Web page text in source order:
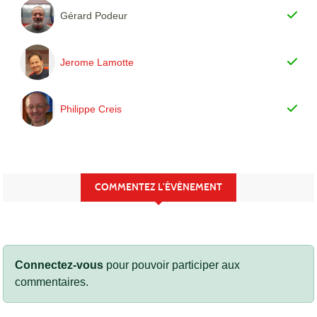
Gérard Podeur
Jerome Lamotte
Philippe Creis
COMMENTEZ L’ÉVÈNEMENT
Connectez-vous pour pouvoir participer aux
commentaires.